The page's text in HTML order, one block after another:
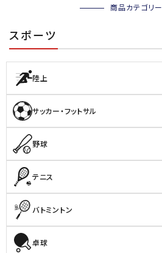
お問い合わせ
メルマガ登録
特定商取引法
プライバシーポリシー
商品カテゴリー
スポーツ
陸上
サッカー・フットサル
野球
テニス
バトミントン
卓球